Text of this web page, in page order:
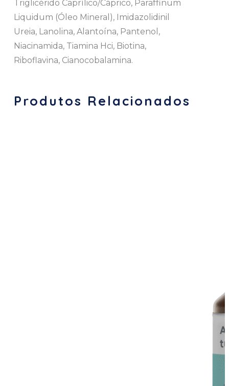
Triglicérido Caprílico/Cáprico, Paraffinum
Liquidum (Óleo Mineral), Imidazolidinil
Ureia, Lanolina, Alantoína, Pantenol,
Niacinamida, Tiamina Hci, Biotina,
Riboflavina, Cianocobalamina.
Produtos Relacionados